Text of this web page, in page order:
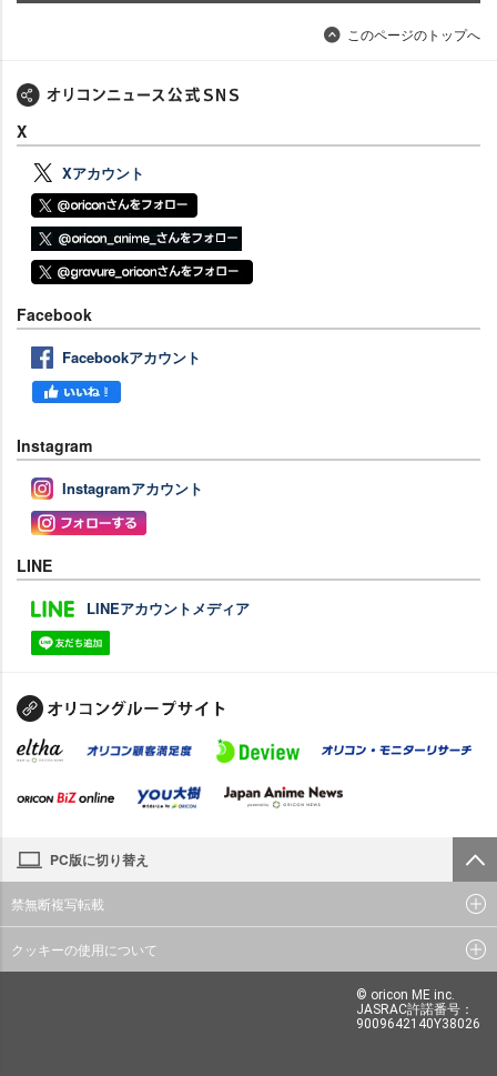
このページのトップへ
X
Xアカウント
Facebook
Facebookアカウント
Instagram
Instagramアカウント
LINE
LINEアカウントメディア
PC版に切り替え
禁無断複写転載
クッキーの使用について
© oricon ME inc.
JASRAC許諾番号：
9009642140Y38026